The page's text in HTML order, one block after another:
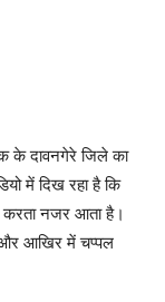
के दावनगेरे जिले का
में दिख रहा है कि
करता नजर आता है।
आखिर में चप्पल